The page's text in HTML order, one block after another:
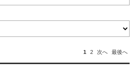
1 2 次へ 最後へ